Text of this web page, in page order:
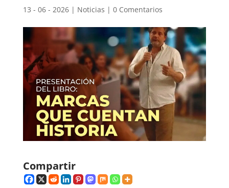
13 - 06 - 2026| Noticias | 0 Comentarios
Compartir